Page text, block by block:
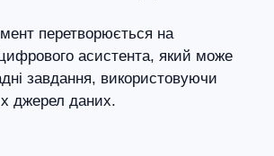
перетворюється на
асистента, який може
завдання, використовуючи
джерел даних.